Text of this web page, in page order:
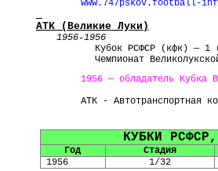
www.747pskov.football-
АТК (Великие Луки)
1956-1956
Кубок РСФСР ( кфк ) — 1
Чемпионат
1956 — обладатель Кубка
АТК - Автотранспортная
КУБКИ РСФСР,
Год Стадия
1956
1/32